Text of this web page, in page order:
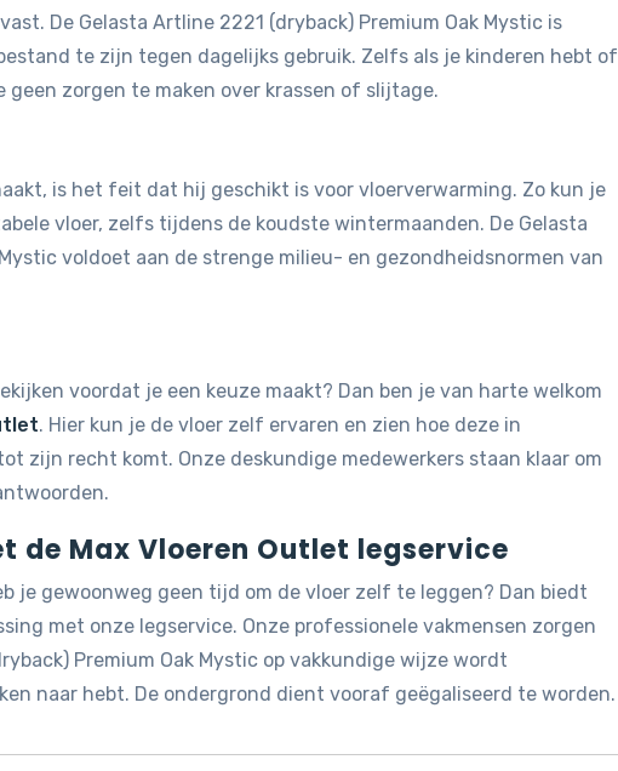
De Gelasta Artline 2221 (dryback) Premium Oak Mystic is
te zijn tegen dagelijks gebruik. Zelfs als je kinderen hebt of
zorgen te maken over krassen of slijtage.
is het feit dat hij geschikt is voor vloerverwarming. Zo kun je
vloer, zelfs tijdens de koudste wintermaanden. De Gelasta
voldoet aan de strenge milieu- en gezondheidsnormen van
voordat je een keuze maakt? Dan ben je van harte welkom
. Hier kun je de vloer zelf ervaren en zien hoe deze in
zijn recht komt. Onze deskundige medewerkers staan klaar om
de Max Vloeren Outlet legservice
je gewoonweg geen tijd om de vloer zelf te leggen? Dan biedt
met onze legservice. Onze professionele vakmensen zorgen
Premium Oak Mystic op vakkundige wijze wordt
naar hebt. De ondergrond dient vooraf geëgaliseerd te worden.